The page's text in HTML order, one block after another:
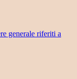
generale riferiti a